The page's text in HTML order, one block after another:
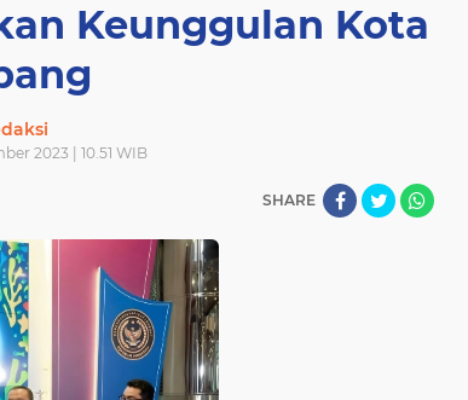
Keunggulan Kota
2023 | 10.51 WIB
SHARE